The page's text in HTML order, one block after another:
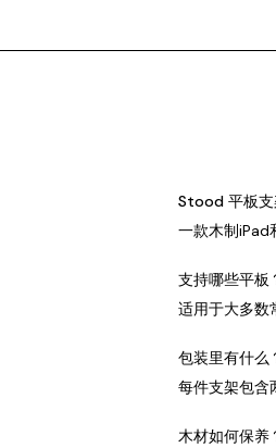
Stood 平板支
一款木制iPad
支持哪些平板
适用于大多数
包装里有什么
每件支架包含
木材如何保养